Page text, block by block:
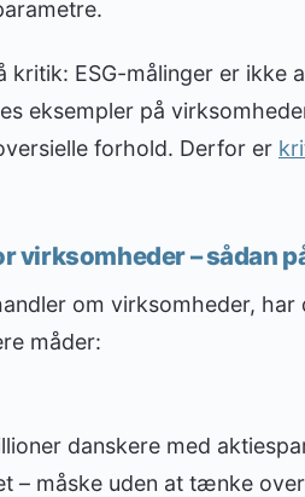
kritik: ESG-målinger er ikke
eksempler på
forhold. Derfor er
virksomheder – sådan
om virksomheder,
måder:
danskere med
– måske uden at tænke